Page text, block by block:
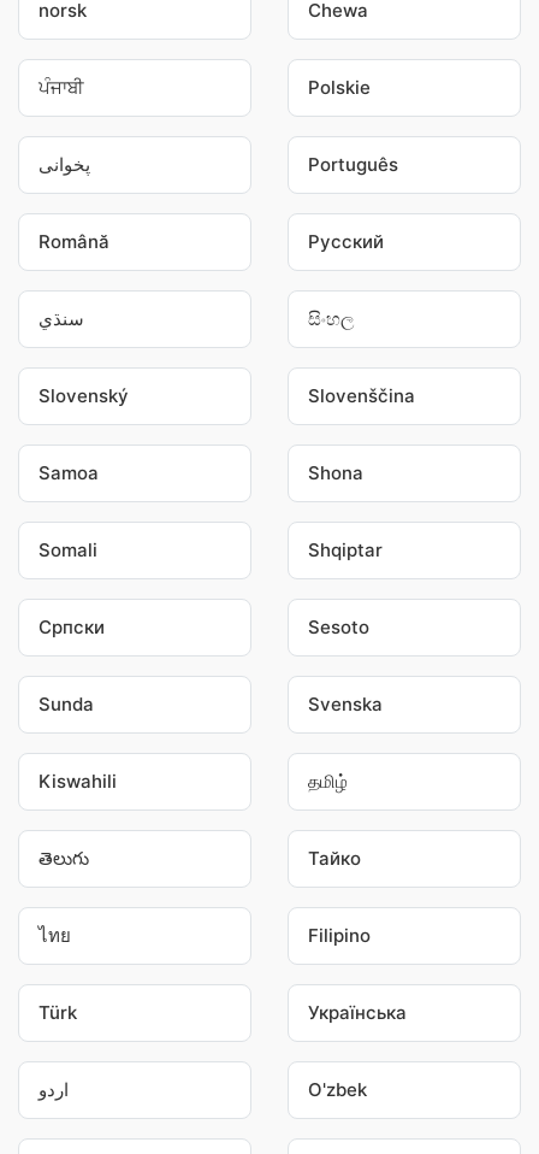
norsk Chewa
ਪੰਜਾਬੀ Polskie
پخوانی Português
Română Pусский
سنڌي සිංහල
Slovenský Slovenščina
Samoa Shona
Somali Shqiptar
Српски Sesoto
Sunda Svenska
Kiswahili தமிழ்
తెలుగు Тайко
ไทย Filipino
Türk Українська
اردو O'zbek